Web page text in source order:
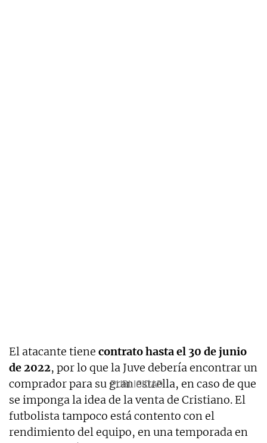
El atacante tiene contrato hasta el 30 de junio
de 2022, por lo que la Juve debería encontrar un
comprador para su gran estrella, en caso de que
se imponga la idea de la venta de Cristiano. El
futbolista tampoco está contento con el
rendimiento del equipo, en una temporada en